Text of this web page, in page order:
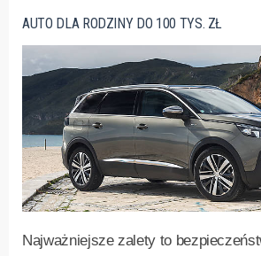
AUTO DLA RODZINY DO 100 TYS. ZŁ
Najważniejsze zalety to